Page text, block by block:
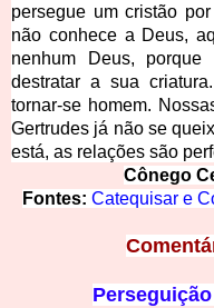
persegue um cristão
não conhece a Deus,
nenhum Deus,
destratar a sua
tornar-se homem.
Gertrudes já não se
está, as relações são
Cônego
Fontes: Catequisar e